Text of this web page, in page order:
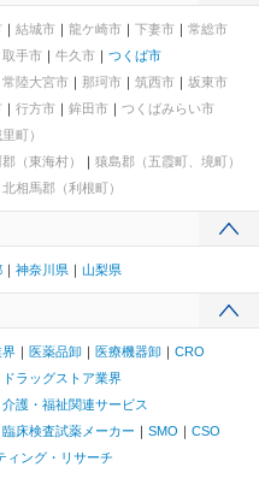
結城市 龍ケ崎市 下妻市
常総市
取手市 牛久市
つくば市
常陸大宮市 那珂市 筑西市
坂東市
行方市 鉾田市
つくばみらい市
町）
（東海村）
猿島郡（五霞町、境町）
北相馬郡（利根町）
神奈川県 山梨県
界 医薬品卸 医療機器卸
CRO
ラッグストア業界
介護・福祉関連サービス
床検査試薬メーカー SMO
CSO
ィング・リサーチ